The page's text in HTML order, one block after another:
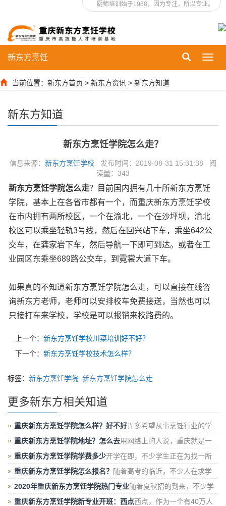
厨师培训始于1988，因为专注，所以专业。
新东方烹饪
当前位置： 新东方首页 > 新东方资讯 > 新东方知道
新东方知道
新东方烹饪学院怎么走？
信息来源： 新东方烹饪学校 发布时间：2019-08-31 15:31:38 阅
读量： 343
新东方烹饪学院怎么走？目前国内拥有几十所新东方烹饪
学院，基本上在各省市都有一个，而重庆新东方烹饪学校
在市内拥有两所校区，一个在渝北，一个在沙坪坝，渝北
校区可以乘坐轻轨3号线，然后在回兴站下车，乘坐642公
交车，在龚家岩下车，然后导航一下即可到达。或者在工
业园区东乘坐689路公交车，到霓裳大道下车。
如果真的不知道新东方烹饪学院怎么走，可以直接在线咨
询新东方老师，老师可以安排校车免费接送，当然也可以
只接打车来学校，学校是可以报销来校路费的。
上一个： 新东方烹饪学校川菜培训好不好？
下一个： 新东方烹饪学校技术怎么样？
标签： 新东方烹饪学院 新东方烹饪学院怎么走
更多新东方相关知道
重庆新东方烹饪学院怎么样？好不好许多希望从事烹饪行业的学
生，在网上找学校，不少人通过搜索学厨师、
重庆新东方烹饪学院地址？怎么去用网络上的人说，重庆就是一
座 8D 魔幻城市，一走就会迷路。这就导致
重庆新东方烹饪学院学费多少开学在即，不少学生正在为找一所
学校而烦恼。许多热爱烹饪，美食的初
重庆新东方烹饪学院怎么报名？ 随着高考的临近，不少人在求学
路上，遭遇坎坷，如果分数不理想，到底是复
2020年重庆新东方烹饪学院热门专业随着夏秋招的到来，不少学
生开始选择学校，今年，政府工作报告时表示，今
重庆新东方烹饪学院新专业开班：西点西点，作为一个有40万人